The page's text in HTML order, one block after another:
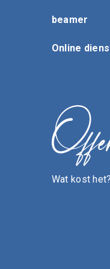
beamer
Online
Wat kost